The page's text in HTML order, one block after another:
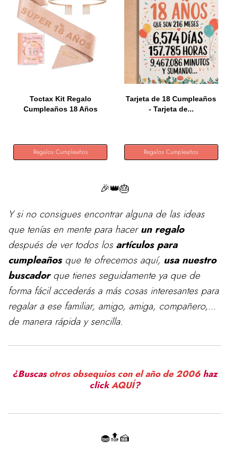
Toctax Kit Regalo
Cumpleaños 18 Años
Regalos Cumpleaños
Tarjeta de 18 Cumpleaños
- Tarjeta de...
Regalos Cumpleaños
🎉👑🎂
Y si no consigues encontrar alguna de las ideas
que tenías en mente para hacerun regalo
después de ver todos los artículos para
cumpleañosque te ofrecemos aquí, usa nuestro
buscadorque tienes seguidamente ya que de
forma fácil accederás a más cosas interesantes para
regalar a ese familiar, amigo, amiga, compañero,...
de manera rápida y sencilla.
¿Buscasotros obsequios con el año de 2006haz
clickAQUÍ?
🧁🔝🍰